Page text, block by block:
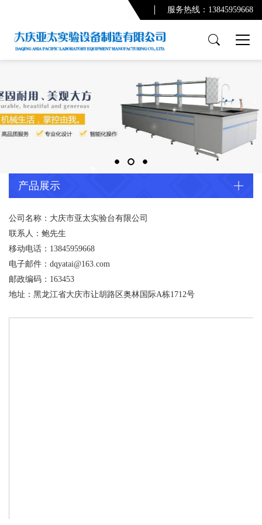
PCR实验室
通风柜系列
功能柜系列
净化系统及配套设备
配套产品
实验室规划设计
产品展示
服务热线：13845959668
产品展示
公司名称：大庆市亚太实验台有限公司
联系人：鲍先生
移动电话：13845959668
电子邮件：dqyatai@163.com
邮政编码：163453
地址：黑龙江省大庆市让胡路区奥林国际A栋1712号